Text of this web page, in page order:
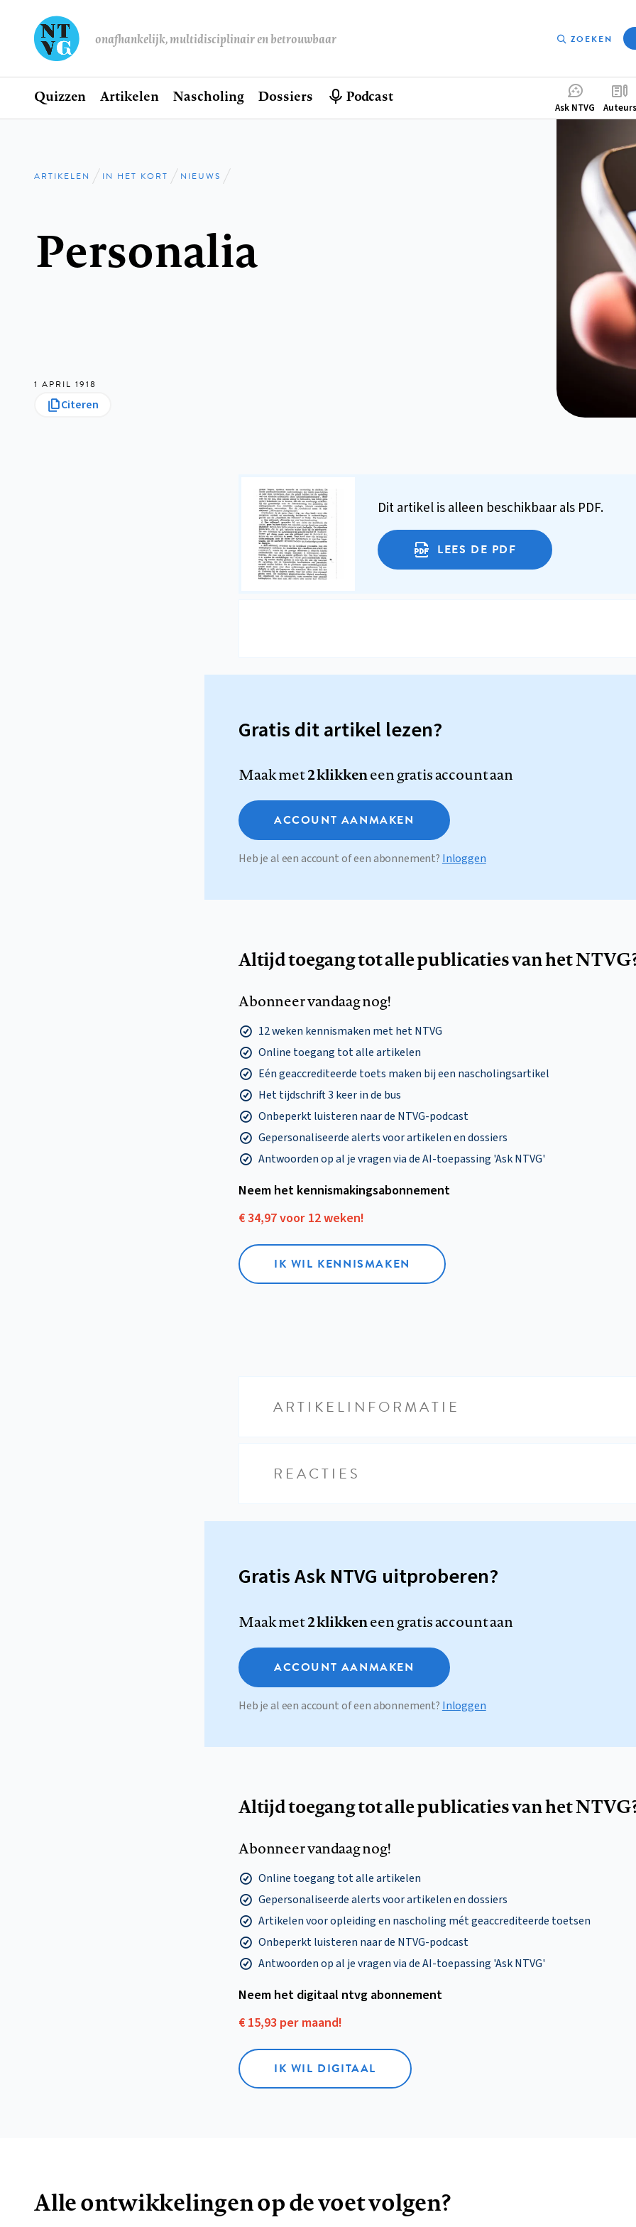
onafhankelijk, multidisciplinair en betrouwbaar ZOEKEN
Hoofdnavigatie
Home
Quizzen Artikelen Nascholing Dossiers Podcast
Ask NTVG Auteurs
Kruimelpad
ARTIKELEN IN HET KORT NIEUWS
Personalia
1 APRIL 1918
Citeren
Dit artikel is alleen beschikbaar als PDF.
LEES DE PDF
Gratis dit artikel lezen?
Maak met2 klikkeneen gratis account aan
ACCOUNT AANMAKEN
Heb je al een account of een abonnement? Inloggen
Altijd toegang tot alle publicaties van het
Abonneer vandaag nog!
12 weken kennismaken met het NTVG
Online toegang tot alle artikelen
Eén geaccrediteerde toets maken bij een nascholingsartikel
Het tijdschrift 3 keer in de bus
Onbeperkt luisteren naar de NTVG-podcast
Gepersonaliseerde alerts voor artikelen en dossiers
Antwoorden op al je vragen via de AI-toepassing 'Ask NTVG'
Neem het kennismakings­abonnement
€ 34,97 voor 12 weken!
IK WIL KENNISMAKEN
ARTIKELINFORMATIE
REACTIES
Gratis Ask NTVG uitproberen?
Maak met2 klikkeneen gratis account aan
ACCOUNT AANMAKEN
Heb je al een account of een abonnement? Inloggen
Altijd toegang tot alle publicaties van het
Abonneer vandaag nog!
Online toegang tot alle artikelen
Gepersonaliseerde alerts voor artikelen en dossiers
Artikelen voor opleiding en nascholing mét geaccrediteerde toetsen
Onbeperkt luisteren naar de NTVG-podcast
Antwoorden op al je vragen via de AI-toepassing 'Ask NTVG'
Neem het digitaal ntvg abonnement
€ 15,93 per maand!
IK WIL DIGITAAL
Alle ontwikkelingen op de voet volgen?